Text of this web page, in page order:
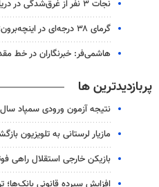
نجات ۳ نفر از غرق‌شدگی در دریای جویبار
گرمای ۳۸ درجه‌ای در اینچه‌برون؛ درازنو خنک‌ترین نقطه گلستان شد
هاشمی‌فر​​​​​​​: خبرنگاران در خط
پربازدیدترین ها
نتیجه آزمون ورودی سمپاد سال ۱۴۰۵ اعلام شد
مازیار لرستانی به تلویزیون
بازیکن خارجی استقلال راهی
افزایش سپرده قانونی بانک‌ها؛